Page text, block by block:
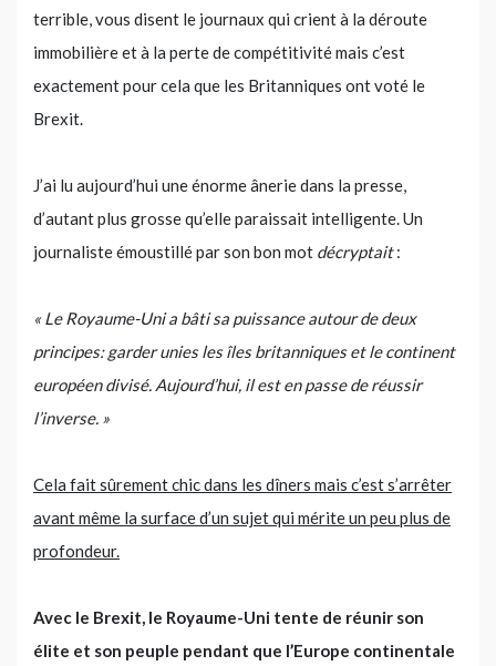
terrible, vous disent le journaux qui crient à la déroute
immobilière et à la perte de compétitivité mais c’est
exactement pour cela que les Britanniques ont voté le
Brexit.
J’ai lu aujourd’hui une énorme ânerie dans la presse,
d’autant plus grosse qu’elle paraissait intelligente. Un
journaliste émoustillé par son bon mot décryptait:
« Le Royaume-Uni a bâti sa puissance autour de deux
principes: garder unies les îles britanniques et le continent
européen divisé. Aujourd’hui, il est en passe de réussir
l’inverse. »
Cela fait sûrement chic dans les dîners mais c’est s’arrêter
avant même la surface d’un sujet qui mérite un peu plus de
profondeur.
Avec le Brexit, le Royaume-Uni tente de réunir son
élite et son peuple pendant que l’Europe continentale